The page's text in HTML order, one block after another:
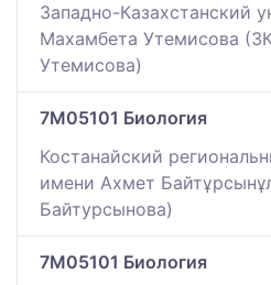
Западно-Казахстанский
Махамбета Утемисова
Утемисова)
7M05101 Биология
Костанайский
имени Ахмет
Байтурсынова)
7M05101 Биология